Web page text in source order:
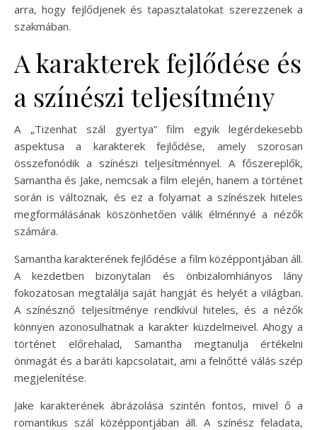
arra, hogy fejlődjenek és tapasztalatokat szerezzenek a
szakmában.
A karakterek fejlődése és
a színészi teljesítmény
A „Tizenhat szál gyertya” film egyik legérdekesebb
aspektusa a karakterek fejlődése, amely szorosan
összefonódik a színészi teljesítménnyel. A főszereplők,
Samantha és Jake, nemcsak a film elején, hanem a történet
során is változnak, és ez a folyamat a színészek hiteles
megformálásának köszönhetően válik élménnyé a nézők
számára.
Samantha karakterének fejlődése a film középpontjában áll.
A kezdetben bizonytalan és önbizalomhiányos lány
fokozatosan megtalálja saját hangját és helyét a világban.
A színésznő teljesítménye rendkívül hiteles, és a nézők
könnyen azonosulhatnak a karakter küzdelmeivel. Ahogy a
történet előrehalad, Samantha megtanulja értékelni
önmagát és a baráti kapcsolatait, ami a felnőtté válás szép
megjelenítése.
Jake karakterének ábrázolása szintén fontos, mivel ő a
romantikus szál középpontjában áll. A színész feladata,